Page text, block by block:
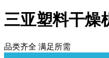
三亚塑料干燥
品类齐全 满足所需